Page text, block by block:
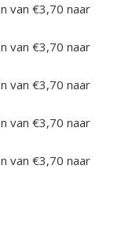
van €3,70 naar
van €3,70 naar
van €3,70 naar
van €3,70 naar
van €3,70 naar